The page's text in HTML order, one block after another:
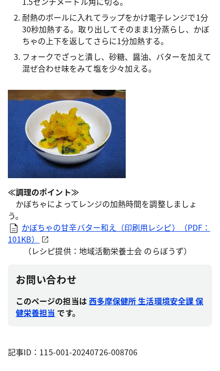
耐熱のボールに入れてラップをかけ電子レンジで1分
30秒加熱する。取り出してそのまま1分蒸らし、かぼ
ちゃの上下を返してさらに1分加熱する。
フォークでざっと潰し、砂糖、醤油、バターを加えて
混ぜ合わせ味をみて塩を少々加える。
≪調理のポイント≫
かぼちゃによってレンジの加熱時間を調整しましょ
う。
かぼちゃの甘辛バター和え（印刷用レシピ）（PDF：
101KB）
（レシピ提供：地域活動栄養士会 のらぼうず）
お問い合わせ
このページの担当は西多摩保健所 生活環境安全課 保
健栄養担当 です。
記事ID：115-001-20240726-008706